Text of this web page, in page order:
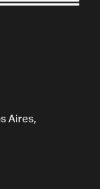
Aires,